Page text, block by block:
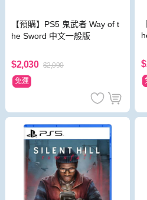
【預購】PS5 鬼武者 Way of t
he Sword 中文一般版
$2,030 $2,090
免運